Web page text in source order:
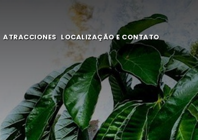
ATRACCIONES LOCALIZAÇÃO E CONTATO